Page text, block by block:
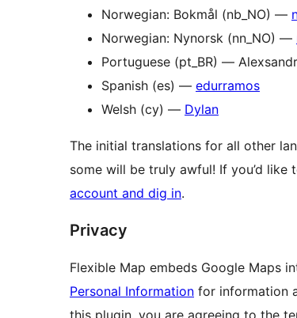
Norwegian: Bokmål (nb_NO) —
Norwegian: Nynorsk (nn_NO) —
Portuguese (pt_BR) —
Spanish (es) — edurramos
Welsh (cy) — Dylan
The initial translations for all other
some will be truly awful! If you’d
account and dig in.
Privacy
Flexible Map embeds Google Maps
Personal Information for information